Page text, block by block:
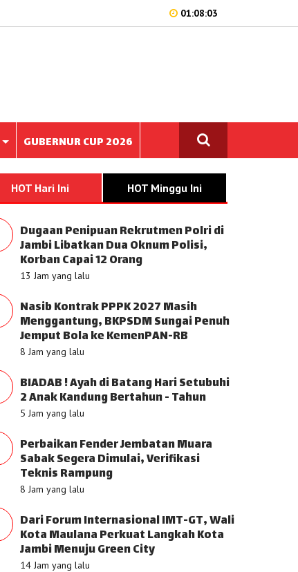
01:08:03
GUBERNUR CUP 2026
HOT Hari Ini HOT Minggu Ini
Dugaan Penipuan Rekrutmen Polri di
Jambi Libatkan Dua Oknum Polisi,
Korban Capai 12 Orang
13 Jam yang lalu
Nasib Kontrak PPPK 2027 Masih
Menggantung, BKPSDM Sungai Penuh
Jemput Bola ke KemenPAN-RB
8 Jam yang lalu
BIADAB ! Ayah di Batang Hari Setubuhi
2 Anak Kandung Bertahun - Tahun
5 Jam yang lalu
Perbaikan Fender Jembatan Muara
Sabak Segera Dimulai, Verifikasi
Teknis Rampung
8 Jam yang lalu
Dari Forum Internasional IMT-GT, Wali
Kota Maulana Perkuat Langkah Kota
Jambi Menuju Green City
14 Jam yang lalu